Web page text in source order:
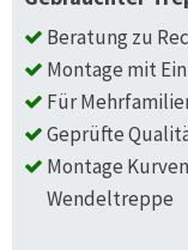
Beratung zu
Montage mit
Für
Geprüfte
Montage
Wendeltreppe